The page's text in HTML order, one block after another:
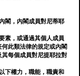
閣，內閣成員對尼蒂耶
素，或通過其個人成員
此類法律的規定或內閣
每個成員對尼提耶拉對
下權力，職能，職責和